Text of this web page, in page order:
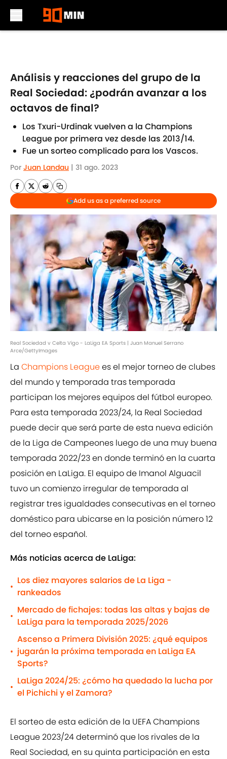
Análisis y reacciones del grupo de la
Real Sociedad: ¿podrán avanzar a los
octavos de final?
Los Txuri-Urdinak vuelven a la Champions
League por primera vez desde las 2013/14.
Fue un sorteo complicado para los Vascos.
Por Juan Landau | 31 ago. 2023
Add us as a preferred source
Real Sociedad v Celta Vigo - LaLiga EA Sports | Juan Manuel Serrano
Arce/GettyImages
La Champions Leaguees el mejor torneo de clubes
del mundo y temporada tras temporada
participan los mejores equipos del fútbol europeo.
Para esta temporada 2023/24, la Real Sociedad
puede decir que será parte de esta nueva edición
de la Liga de Campeones luego de una muy buena
temporada 2022/23 en donde terminó en la cuarta
posición en LaLiga. El equipo de Imanol Alguacil
tuvo un comienzo irregular de temporada al
registrar tres igualdades consecutivas en el torneo
doméstico para ubicarse en la posición número 12
del torneo español.
Más noticias acerca de LaLiga:
•
Los diez mayores salarios de La Liga -
rankeados
•
Mercado de fichajes: todas las altas y bajas de
LaLiga para la temporada 2025/2026
•
Ascenso a Primera División 2025: ¿qué equipos
jugarán la próxima temporada en LaLiga EA
Sports?
•
LaLiga 2024/25: ¿cómo ha quedado la lucha por
el Pichichi y el Zamora?
El sorteo de esta edición de la UEFA Champions
League 2023/24 determinó que los rivales de la
Real Sociedad, en su quinta participación en esta